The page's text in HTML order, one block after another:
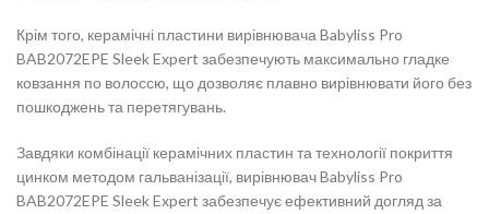
Крім того, керамічні пластини вирівнювача Babyliss Pro
BAB2072EPE Sleek Expert забезпечують максимально гладке
ковзання по волоссю, що дозволяє плавно вирівнювати його без
пошкоджень та перетягувань.
Завдяки комбінації керамічних пластин та технології покриття
цинком методом гальванізації, вирівнювач Babyliss Pro
BAB2072EPE Sleek Expert забезпечує ефективний догляд за